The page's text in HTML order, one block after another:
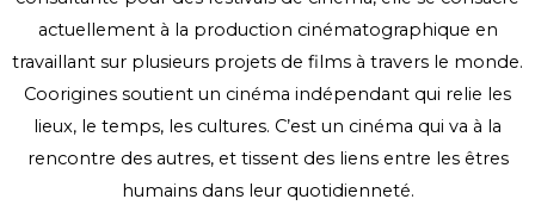
actuellement à la production cinématographique en
travaillant sur plusieurs projets de films à travers le monde.
Coorigines soutient un cinéma indépendant qui relie les
lieux, le temps, les cultures. C’est un cinéma qui va à la
rencontre des autres, et tissent des liens entre les êtres
humains dans leur quotidienneté.